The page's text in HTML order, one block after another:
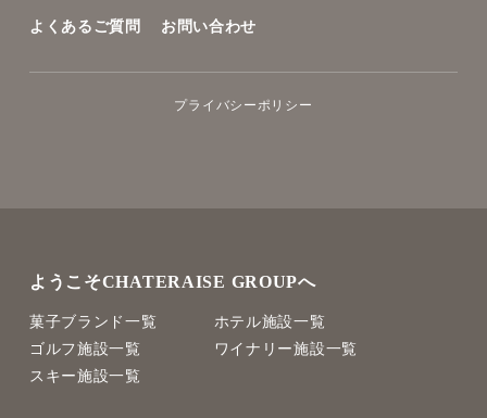
よくあるご質問 お問い合わせ
プライバシーポリシー
ようこそCHATERAISE GROUPへ
菓子ブランド一覧
ホテル施設一覧
ゴルフ施設一覧
ワイナリー施設一覧
スキー施設一覧